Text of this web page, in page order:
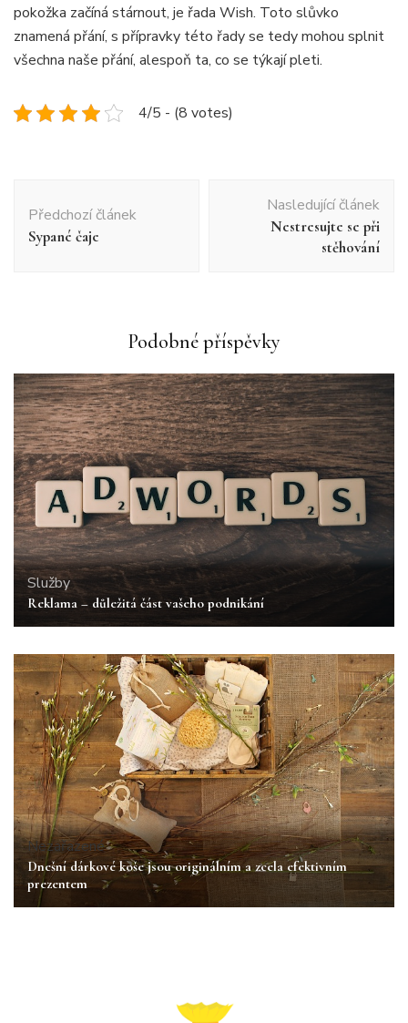
pokožka začíná stárnout, je řada Wish. Toto slůvko
znamená přání, s přípravky této řady se tedy mohou splnit
všechna naše přání, alespoň ta, co se týkají pleti.
4/5 - (8 votes)
příspěvku
Předchozí článek
Sypané čaje
Nasledující článek
Nestresujte se při
stěhování
Podobné příspěvky
Služby
Reklama – důležitá část vašeho podnikání
Nezařazené
Dnešní dárkové koše jsou originálním a zcela efektivním
prezentem